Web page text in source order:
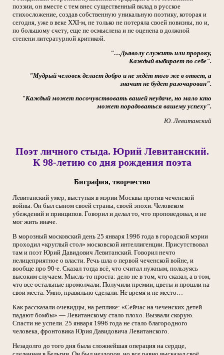
поэзии, он вместе с тем внес существенный вклад в русское
стихосложение, создав собственную уникальную поэтику, которая и
сегодня, уже в веке XXI-м, не только не потеряла своей новизны, но и,
по большому счету, еще не осмыслена и не оценена в должной
степени литературной критикой.
"…Дьяволу служить или пророку,
Каждый выбирает по себе".
"Мудрый человек делает добро и не ждёт того же в ответ, а
значит не будет разочарован".
"Каждый может посочувствовать вашей неудаче, но мало кто
может порадоваться вашему успеху".
Ю. Левитанский
Поэт личного стыда. Юрий Левитанский.
К 98-летию со дня рождения поэта
Биграфия, творчество
Левитанский умер, выступая в мэрии Москвы против чеченской
войны. Он был сыном своей страны, своей эпохи. Человеком
убеждений и принципов. Говорил и делал то, что проповедовал, и не
мог жить иначе.
В морозный московский день 25 января 1996 года в городской мэрии
проходил «круглый стол» московской интеллигенции. Присутствовал
там и поэт Юрий Давидович Левитанский. Говорил нечто
нелицеприятное о власти. Речь шла о первой чеченской войне, и
вообще про 90-е. Сказал тогда всё, что считал нужным, пользуясь
высоким случаем. Мысль-то проста: дело не в том, что сказал, а в том,
что все остальные промолчали. Получили премии, цветы и прошли на
свои места. Умно, правильно сделали. Не время и не место…
Как рассказали очевидцы, на реплике: «Сейчас на чеченских детей
падают бомбы» — Левитанскому стало плохо. Вызвали скорую.
Спасти не успели. 25 января 1996 года не стало благородного
человека, фронтовика Юрия Давидовича Левитанского.
Незадолго до того дня была сложнейшая операция на сердце,